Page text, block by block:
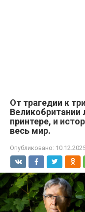
От трагедии к
Великобритании
принтере, и
весь мир.
Опубликовано: